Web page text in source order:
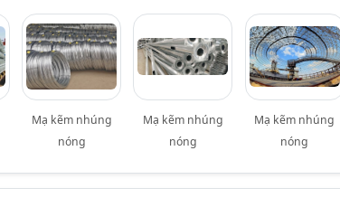
Mạ kẽm nhúng
nóng
Mạ kẽm nhúng
nóng
Mạ kẽm nhúng
nóng